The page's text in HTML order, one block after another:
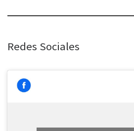
Redes Sociales